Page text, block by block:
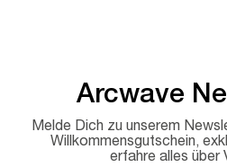
Arcwave
Melde Dich zu unserem
Willkommensgutschein,
erfahre alles über